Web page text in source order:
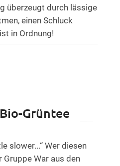
überzeugt durch lässige
einen Schluck
in Ordnung!
Grüntee
slower...“ Wer diesen
War aus den